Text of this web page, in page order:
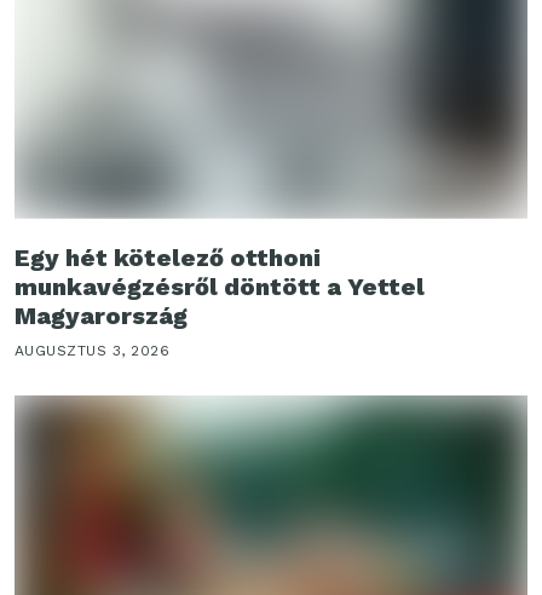
Egy hét kötelező otthoni
munkavégzésről döntött a Yettel
Magyarország
AUGUSZTUS 3, 2026